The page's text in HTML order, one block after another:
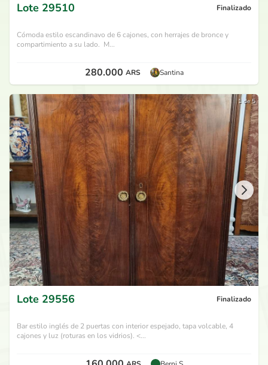
Lote 29510 Finalizado
Cómoda estilo escandinavo de 6 cajones, con herrajes de bronce y
compartimiento a su lado. M...
280.000 ARS Santina
1 de 5
Lote 29556 Finalizado
Bar estilo inglés de 2 puertas con interior espejado, tapa volcable, 4
cajones y luz (roturas en los vidrios). <...